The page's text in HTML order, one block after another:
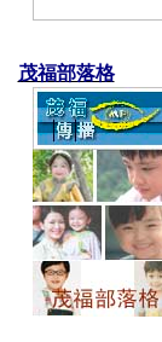
茂福部落格